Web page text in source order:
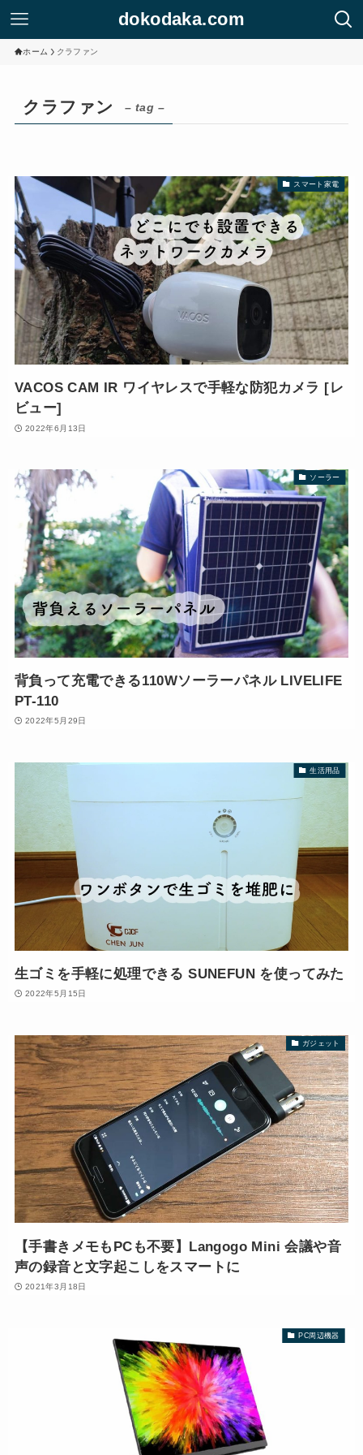
dokodaka.com
ホーム クラファン
クラファン – tag –
スマート家電
VACOS CAM IR ワイヤレスで手軽な防犯カメラ [レ
ビュー]
2022年6月13日
ソーラー
背負って充電できる110Wソーラーパネル LIVELIFE
PT-110
2022年5月29日
生活用品
生ゴミを手軽に処理できる SUNEFUN を使ってみた
2022年5月15日
ガジェット
【手書きメモもPCも不要】Langogo Mini 会議や音
声の録音と文字起こしをスマートに
2021年3月18日
PC周辺機器